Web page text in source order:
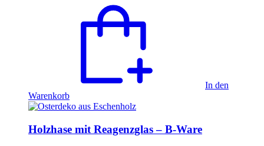
In den
Warenkorb
Holzhase mit Reagenzglas – B-Ware